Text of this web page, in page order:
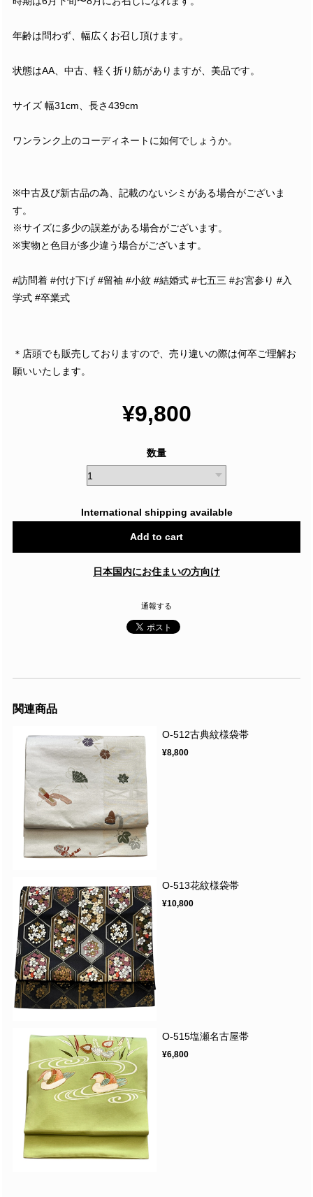
年齢は問わず、幅広くお召し頂けます。
状態はAA、中古、軽く折り筋がありますが、美品です。
サイズ 幅31cm、長さ439cm
ワンランク上のコーディネートに如何でしょうか。
※中古及び新古品の為、記載のないシミがある場合がございま
す。
※サイズに多少の誤差がある場合がございます。
※実物と色目が多少違う場合がございます。
#訪問着 #付け下げ #留袖 #小紋 #結婚式 #七五三 #お宮参り #入
学式 #卒業式
＊店頭でも販売しておりますので、売り違いの際は何卒ご理解お
願いいたします。
¥9,800
数量
International shipping available
Add to cart
日本国内にお住まいの方向け
通報する
関連商品
O-512古典紋様袋帯
¥8,800
O-513花紋様袋帯
¥10,800
O-515塩瀬名古屋帯
¥6,800